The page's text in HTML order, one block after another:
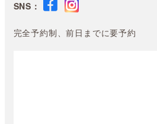
SNS：
完全予約制、前日までに要予約